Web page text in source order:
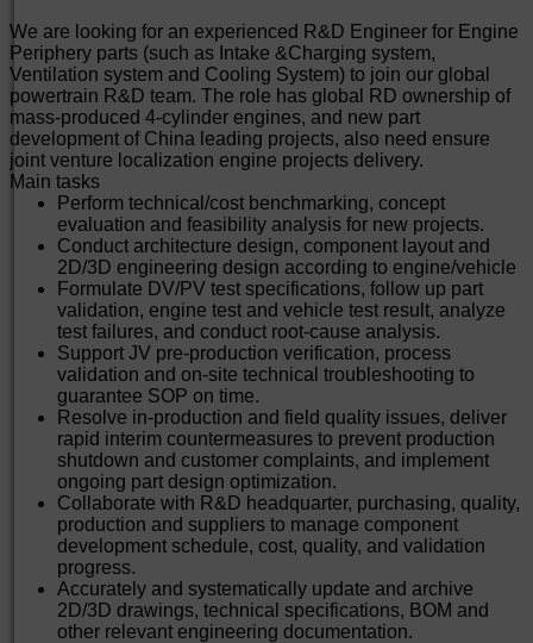
We are looking for an experienced R&D Engineer for Engine
Periphery parts (such as Intake &Charging system,
Ventilation system and Cooling System) to join our global
powertrain R&D team. The role has global RD ownership of
mass-produced 4-cylinder engines, and new part
development of China leading projects, also need ensure
joint venture localization engine projects delivery.
Main tasks
Perform technical/cost benchmarking, concept
evaluation and feasibility analysis for new projects.
Conduct architecture design, component layout and
2D/3D engineering design according to engine/vehicle
Formulate DV/PV test specifications, follow up part
validation, engine test and vehicle test result, analyze
test failures, and conduct root-cause analysis.
Support JV pre-production verification, process
validation and on-site technical troubleshooting to
guarantee SOP on time.
Resolve in-production and field quality issues, deliver
rapid interim countermeasures to prevent production
shutdown and customer complaints, and implement
ongoing part design optimization.
Collaborate with R&D headquarter, purchasing, quality,
production and suppliers to manage component
development schedule, cost, quality, and validation
progress.
Accurately and systematically update and archive
2D/3D drawings, technical specifications, BOM and
other relevant engineering documentation.